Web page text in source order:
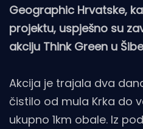
Geographic Hrvatske,
projektu, uspješno su
akciju Think Green u
Akcija je trajala dva
čistilo od mula Krka do
ukupno 1km obale. Iz